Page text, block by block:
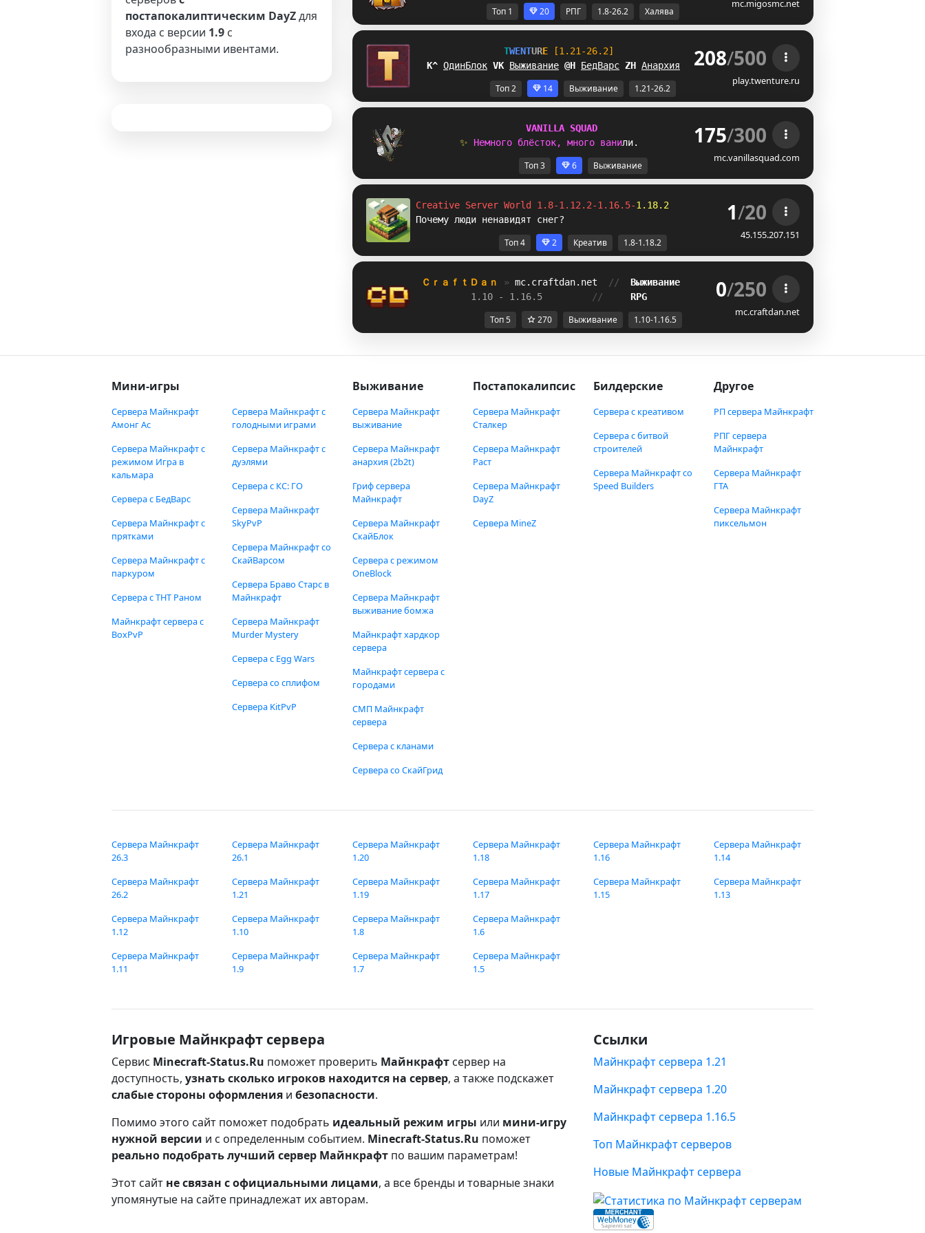
постапокалиптическим DayZдля
входа с версии 1.9 с
разнообразными ивентами.
mc.migosmc.net
Топ 1 20 РПГ 1.8-26.2 Халява
TWENTURE
[1.21-26.2]
DV ОдинБлок IN Выживание XK БедВарс VT Анархия JT208/500
play.twenture.ru
Топ 2 14 Выживание 1.21-26.2
VANIL L A SQUAD
✨ Немного блёсток, много ванили. 175/300
mc.vanillasquad.com
Топ 3 6 Выживание
Creative Server World 1.8-1.12.2-1.16.5-1.18.2
Почему люди ненавидят снег?
1/20
45.155.207.151
Топ 4 2 Креатив 1.8-1.18.2
ＣｒａｆｔＤａｎ » mc.craftdan.net // Выживание
1.10 - 1.16.5
// RPG 0/250
mc.craftdan.net
Топ 5 270 Выживание 1.10-1.16.5
Мини-игры
Сервера Майнкрафт
Амонг Ас
Сервера Майнкрафт с
режимом Игра в
кальмара
Сервера с БедВарс
Сервера Майнкрафт с
прятками
Сервера Майнкрафт с
паркуром
Сервера с ТНТ Раном
Майнкрафт сервера с
BoxPvP
Сервера Майнкрафт с
голодными играми
Сервера Майнкрафт с
дуэлями
Сервера с КС: ГО
Сервера Майнкрафт
SkyPvP
Сервера Майнкрафт со
СкайВарсом
Сервера Браво Старс в
Майнкрафт
Сервера Майнкрафт
Murder Mystery
Сервера с Egg Wars
Сервера со сплифом
Сервера KitPvP
Выживание
Сервера Майнкрафт
выживание
Сервера Майнкрафт
анархия (2b2t)
Гриф сервера
Майнкрафт
Сервера Майнкрафт
СкайБлок
Сервера с режимом
OneBlock
Сервера Майнкрафт
выживание бомжа
Майнкрафт хардкор
сервера
Майнкрафт сервера с
городами
СМП Майнкрафт
сервера
Сервера с кланами
Сервера со СкайГрид
Постапокалипсис
Сервера Майнкрафт
Сталкер
Сервера Майнкрафт
Раст
Сервера Майнкрафт
DayZ
Сервера MineZ
Билдерские
Сервера с креативом
Сервера с битвой
строителей
Сервера Майнкрафт со
Speed Builders
Другое
РП сервера Майнкрафт
РПГ сервера
Майнкрафт
Сервера Майнкрафт
ГТА
Сервера Майнкрафт
пиксельмон
Сервера Майнкрафт
26.3
Сервера Майнкрафт
26.2
Сервера Майнкрафт
26.1
Сервера Майнкрафт
1.21
Сервера Майнкрафт
1.20
Сервера Майнкрафт
1.19
Сервера Майнкрафт
1.18
Сервера Майнкрафт
1.17
Сервера Майнкрафт
1.16
Сервера Майнкрафт
1.15
Сервера Майнкрафт
1.14
Сервера Майнкрафт
1.13
Сервера Майнкрафт
1.12
Сервера Майнкрафт
1.11
Сервера Майнкрафт
1.10
Сервера Майнкрафт
1.9
Сервера Майнкрафт
1.8
Сервера Майнкрафт
1.7
Сервера Майнкрафт
1.6
Сервера Майнкрафт
1.5
Игровые Майнкрафт сервера
Сервис Minecraft-Status.Ru поможет проверить Майнкрафт сервер на
доступность, узнать сколько игроков находится на сервер, а также подскажет
слабые стороны оформления и безопасности.
Помимо этого сайт поможет подобрать идеальный режим игры или мини-игру
нужной версии и с определенным событием. Minecraft-Status.Ru поможет
реально подобрать лучший сервер Майнкрафт по вашим параметрам!
Этот сайт не связан с официальными лицами, а все бренды и товарные знаки
упомянутые на сайте принадлежат их авторам.
Ссылки
Майнкрафт сервера 1.21
Майнкрафт сервера 1.20
Майнкрафт сервера 1.16.5
Топ Майнкрафт серверов
Новые Майнкрафт сервера